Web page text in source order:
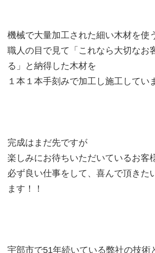
機械で大量加工された細い木材を使
職人の目で見て「これなら大切なお
る」と納得した木材を
１本１本手刻みで加工し施工してい
完成はまだ先ですが
楽しみにお待ちいただいているお客
必ず良い仕事をして、喜んで頂きた
ます！！
宇部市で51年続いている弊社の技術